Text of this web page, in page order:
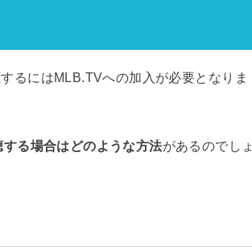
るにはMLB.TVへの加入が必要となりま
る場合はどのような方法があるのでしょ